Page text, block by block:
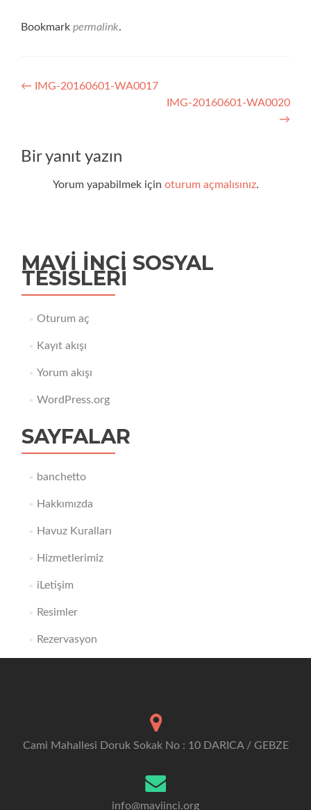
Bookmark permalink.
Yazı
← IMG-20160601-WA0017
IMG-20160601-WA0020
→
Bir yanıt yazın
Yorum yapabilmek için oturum açmalısınız.
MAVI İNCI SOSYAL
TESISLERI
Oturum aç
Kayıt akışı
Yorum akışı
WordPress.org
SAYFALAR
banchetto
Hakkımızda
Havuz Kuralları
Hizmetlerimiz
iLetişim
Resimler
Rezervasyon
Cami Mahallesi Doruk Sokak No : 10 DARICA / GEBZE
info@maviinci.org